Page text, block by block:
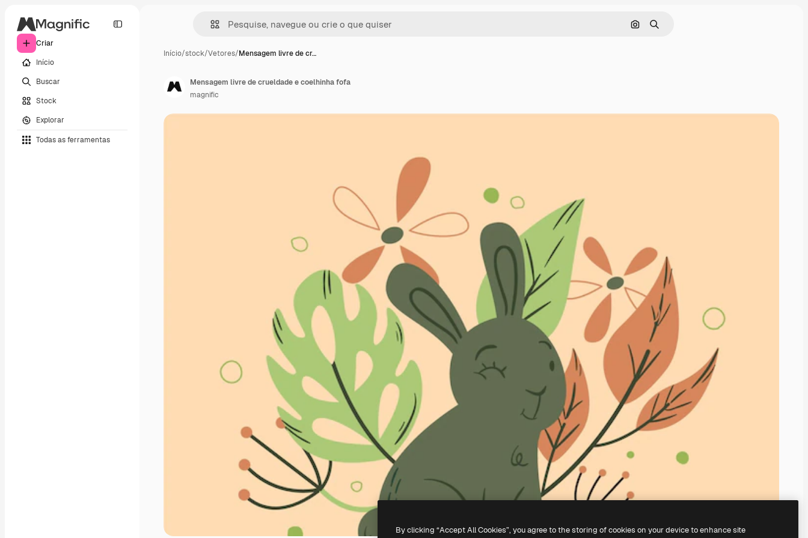
Criar
Início
Buscar
Stock
Explorar
Todas as ferramentas
Pesquisar por imagem
Buscar
Início/stock/Vetores/Mensagem livre de cr…
Mensagem livre de crueldade e coelhinha fofa
magnific
By clicking “Accept All Cookies”, you agree to the storing of cookies on your device to enhance site